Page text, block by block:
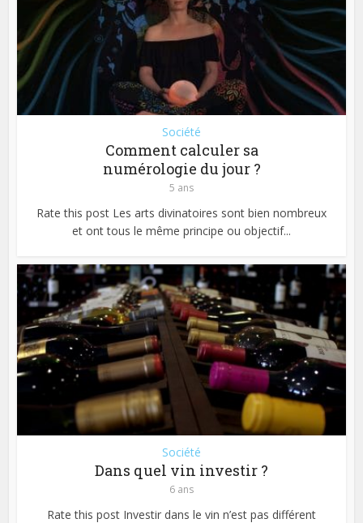
Société
Comment calculer sa
numérologie du jour ?
5 ans
Rate this post Les arts divinatoires sont bien nombreux
et ont tous le même principe ou objectif...
Société
Dans quel vin investir ?
6 ans
Rate this post Investir dans le vin n’est pas différent